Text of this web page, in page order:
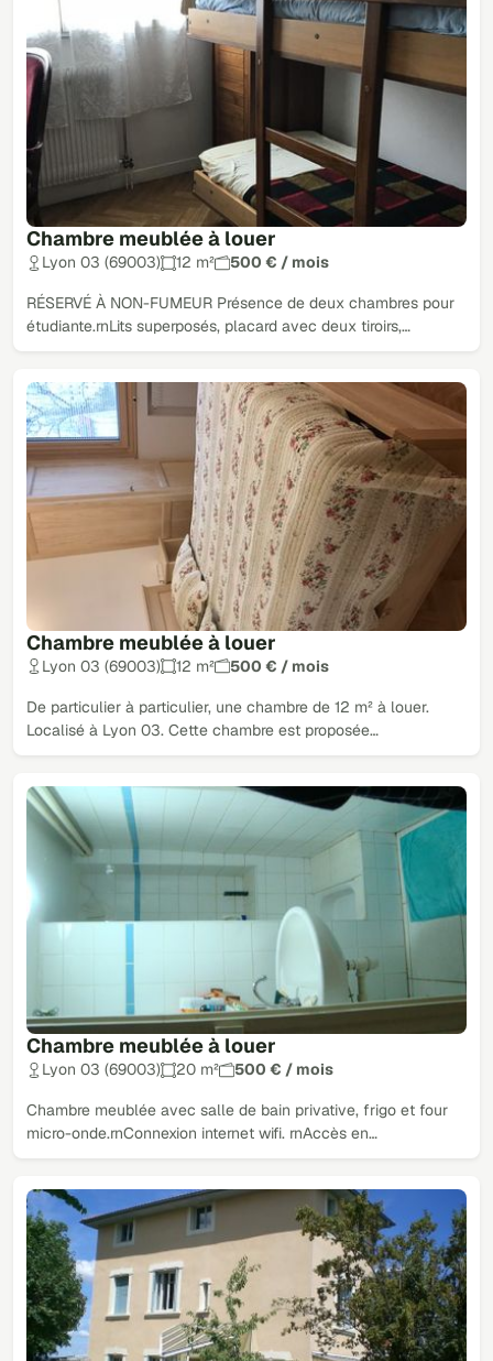
Chambre meublée à louer
Lyon 03 (69003) 12 m² 500 € / mois
RÉSERVÉ À NON-FUMEUR Présence de deux chambres pour
étudiante.rnLits superposés, placard avec deux tiroirs,…
Chambre meublée à louer
Lyon 03 (69003) 12 m² 500 € / mois
De particulier à particulier, une chambre de 12 m² à louer.
Localisé à Lyon 03. Cette chambre est proposée…
Chambre meublée à louer
Lyon 03 (69003) 20 m² 500 € / mois
Chambre meublée avec salle de bain privative, frigo et four
micro-onde.rnConnexion internet wifi. rnAccès en…